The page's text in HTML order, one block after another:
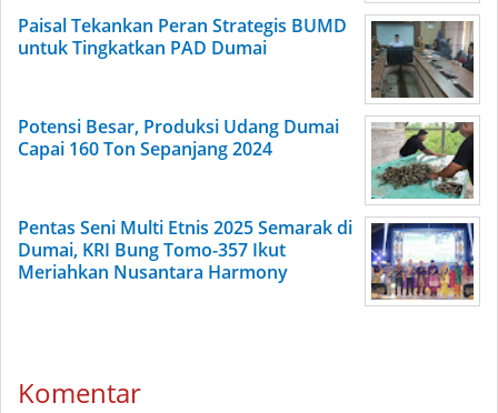
Paisal Tekankan Peran Strategis BUMD
untuk Tingkatkan PAD Dumai
Potensi Besar, Produksi Udang Dumai
Capai 160 Ton Sepanjang 2024
Pentas Seni Multi Etnis 2025 Semarak di
Dumai, KRI Bung Tomo-357 Ikut
Meriahkan Nusantara Harmony
Komentar